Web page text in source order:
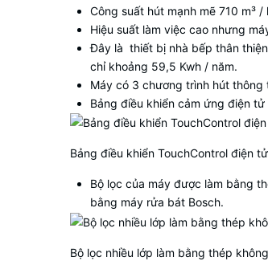
Công suất hút mạnh mẽ 710 m³
Hiệu suất làm việc cao nhưng
Đây là thiết bị nhà bếp thân
chỉ khoảng 59,5 Kwh / năm.
Máy có 3 chương trình hút
Bảng điều khiển cảm ứng điện
Bảng điều khiển TouchControl điện tử
Bộ lọc của máy được làm bằng
bằng máy rửa bát Bosch.
Bộ lọc nhiều lớp làm bằng thép